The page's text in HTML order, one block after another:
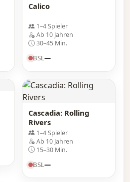
Calico
1–4 Spieler
Ab 10 Jahren
30–45 Min.
BSL—
Cascadia: Rolling
Rivers
1–4 Spieler
Ab 10 Jahren
15–30 Min.
BSL—